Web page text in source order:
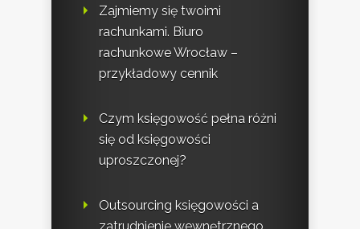
Zajmiemy się twoimi
rachunkami. Biuro
rachunkowe Wrocław –
przykładowy cennik
Czym księgowość pełna różni
się od księgowości
uproszczonej?
Outsourcing księgowości a